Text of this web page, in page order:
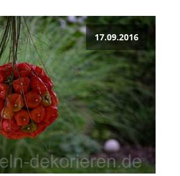
17.09.2016